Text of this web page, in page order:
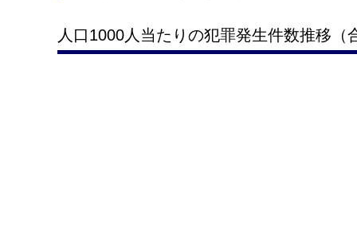
人口1000人当たりの犯罪発生件数推移（